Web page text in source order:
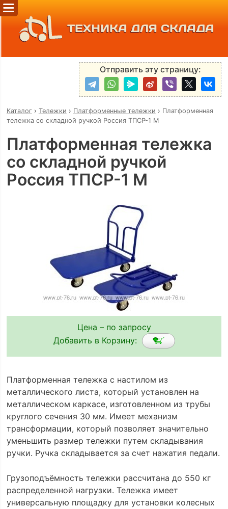
ТЕХНИКА ДЛЯ СКЛАДА
Отправить эту страницу:
Каталог› Тележки › Платформенные тележки › Платформенная
тележка со складной ручкой Россия ТПСР-1 М
Платформенная тележка
со складной ручкой
Россия ТПСР-1 М
Цена – по запросу
Добавить в Корзину:
Платформенная тележка с настилом из
металлического листа, который установлен на
металлическом каркасе, изготовленном из трубы
круглого сечения 30 мм. Имеет механизм
трансформации, который позволяет значительно
уменьшить размер тележки путем складывания
ручки. Ручка складывается за счет нажатия педали.
Грузоподъёмность тележки рассчитана до 550 кг
распределенной нагрузки. Тележка имеет
универсальную площадку для установки колесных